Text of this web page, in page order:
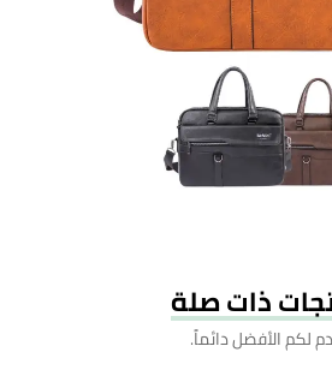
ذات صلة
لكم الأفضل دائماً.